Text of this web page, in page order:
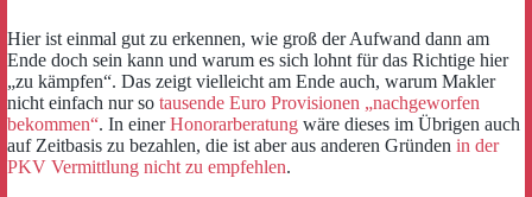
Hier ist einmal gut zu erkennen, wie groß der Aufwand dann am
Ende doch sein kann und warum es sich lohnt für das Richtige hier
„zu kämpfen“. Das zeigt vielleicht am Ende auch, warum Makler
nicht einfach nur so tausende Euro Provisionen „nachgeworfen
bekommen“. In einerHonorarberatung wäre dieses im Übrigen auch
auf Zeitbasis zu bezahlen, die ist aber aus anderen Gründen in der
PKV Vermittlung nicht zu empfehlen.